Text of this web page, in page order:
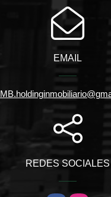
EMAIL
REDES SOCIALES